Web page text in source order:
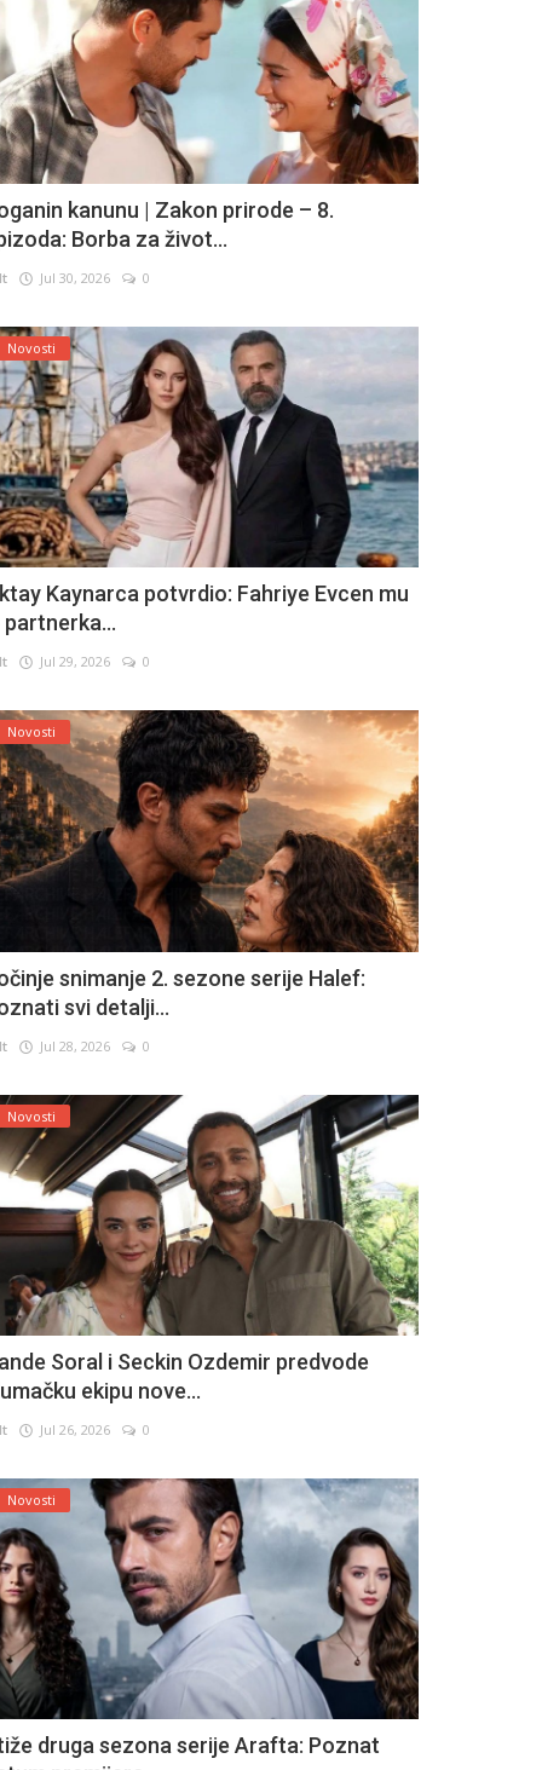
kanunu | Zakon prirode – 8.
Borba za život...
Jul 30, 2026 0
Novosti
Kaynarca potvrdio: Fahriye Evcen mu
partnerka...
Jul 29, 2026 0
Novosti
snimanje 2. sezone serije Halef:
svi detalji...
Jul 28, 2026 0
Novosti
Soral i Seckin Ozdemir predvode
ekipu nove...
Jul 26, 2026 0
Novosti
druga sezona serije Arafta: Poznat